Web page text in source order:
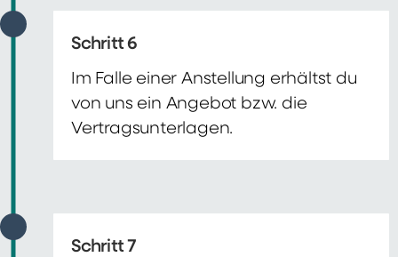
Schritt 6
Im Falle einer Anstellung erhältst du
von uns ein Angebot bzw. die
Vertragsunterlagen.
Schritt 7